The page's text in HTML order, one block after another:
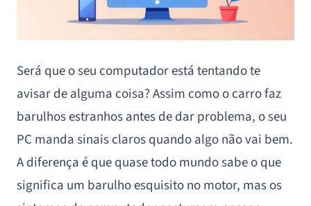
Será que o seu computador está tentando te
avisar de alguma coisa? Assim como o carro faz
barulhos estranhos antes de dar problema, o seu
PC manda sinais claros quando algo não vai bem.
A diferença é que quase todo mundo sabe o que
significa um barulho esquisito no motor, mas os